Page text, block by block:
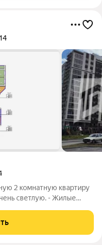
2 комнатную квартиру
светлую. - Жилые
- Сделан